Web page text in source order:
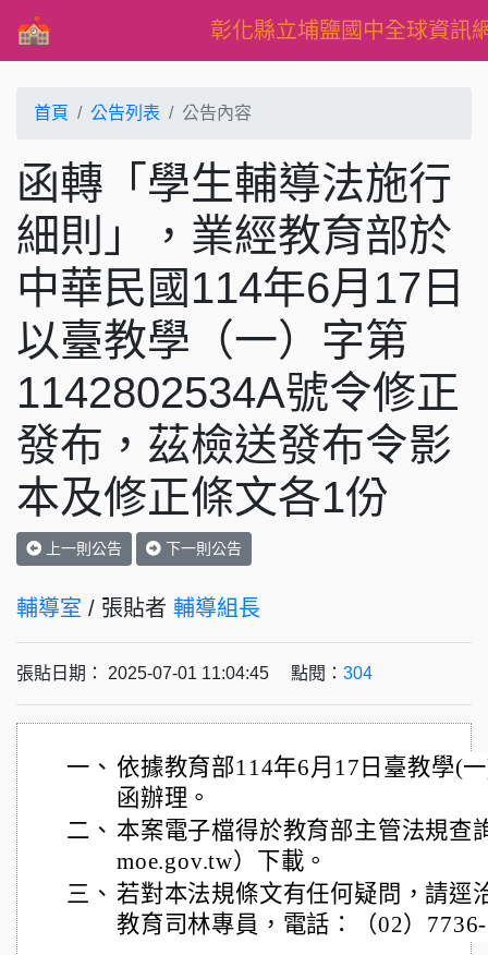
彰化縣立埔鹽國中全球資訊
首頁 公告列表 公告內容
函轉「學生輔導法施行
細則」，業經教育部於
中華民國114年6月17日
以臺教學（一）字第
1142802534A號令修正
發布，茲檢送發布令影
本及修正條文各1份
上一則公告 下一則公告
輔導室 / 張貼者 輔導組長
張貼日期： 2025-07-01 11:04:45 點閱： 304
一、 依據教育部114年6月17日臺教學(
函辦理。
二、 本案電子檔得於教育部主管法規查
moe.gov.tw）下載。
三、 若對本法規條文有任何疑問，請逕
教育司林專員，電話：（02）